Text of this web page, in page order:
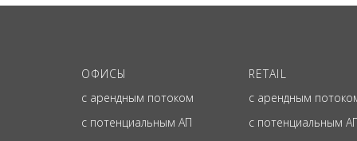
ОФИСЫ
с арендным потоком
с потенциальным АП
RETAIL
с арендным
с потенциальным